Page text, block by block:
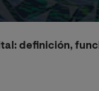
definición,